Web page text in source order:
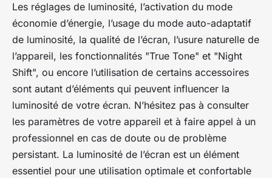
Les réglages de luminosité, l’activation du mode
économie d’énergie, l’usage du mode auto-adaptatif
de luminosité, la qualité de l’écran, l’usure naturelle de
l’appareil, les fonctionnalités "True Tone" et "Night
Shift", ou encore l’utilisation de certains accessoires
sont autant d’éléments qui peuvent influencer la
luminosité de votre écran. N’hésitez pas à consulter
les paramètres de votre appareil et à faire appel à un
professionnel en cas de doute ou de problème
persistant. La luminosité de l’écran est un élément
essentiel pour une utilisation optimale et confortable